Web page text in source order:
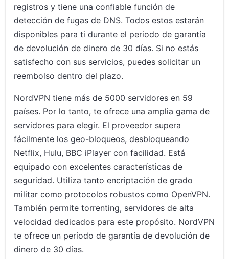
registros y tiene una confiable función de
detección de fugas de DNS. Todos estos estarán
disponibles para ti durante el periodo de garantía
de devolución de dinero de 30 días. Si no estás
satisfecho con sus servicios, puedes solicitar un
reembolso dentro del plazo.
NordVPN tiene más de 5000 servidores en 59
países. Por lo tanto, te ofrece una amplia gama de
servidores para elegir. El proveedor supera
fácilmente los geo-bloqueos, desbloqueando
Netflix, Hulu, BBC iPlayer con facilidad. Está
equipado con excelentes características de
seguridad. Utiliza tanto encriptación de grado
militar como protocolos robustos como OpenVPN.
También permite torrenting, servidores de alta
velocidad dedicados para este propósito. NordVPN
te ofrece un período de garantía de devolución de
dinero de 30 días.